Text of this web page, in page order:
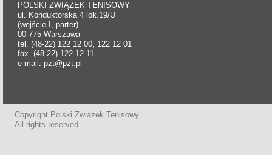
POLSKI ZWIĄZEK TENISOWY
ul. Konduktorska 4 lok.19/U
(wejście I, parter).
00-775 Warszawa
tel. (48-22) 122 12 00, 122 12 01
fax. (48-22) 122 12 11
e-mail: pzt@pzt.pl
Copyright Polski Związek Tenisowy.
All rights reserved